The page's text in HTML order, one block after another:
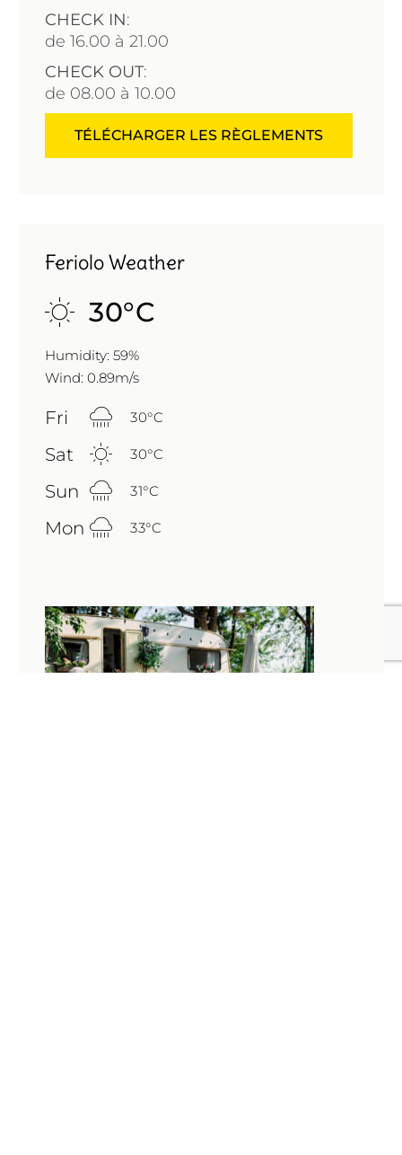
CHECK IN:
de 16.00 à 21.00
CHECK OUT:
de 08.00 à 10.00
TÉLÉCHARGER LES RÈGLEMENTS
Feriolo Weather
30°C
Humidity: 59%
Wind: 0.89m/s
Fri 30°C
Sat 30°C
Sun 31°C
Mon 33°C